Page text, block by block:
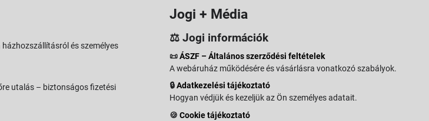
és személyes
utalás – biztonságos fizetési
Jogi + Média
⚖️ Jogi információk
📜ÁSZF – Általános szerződési feltételek
A webáruház működésére és vásárlásra vonatkozó szabályok.
🔒Adatkezelési tájékoztató
Hogyan védjük és kezeljük az Ön személyes adatait.
🍪Cookie tájékoztató